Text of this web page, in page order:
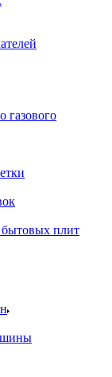
газового
бытовых плит